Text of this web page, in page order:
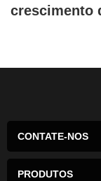
crescimento
CONTATE-NOS
PRODUTOS